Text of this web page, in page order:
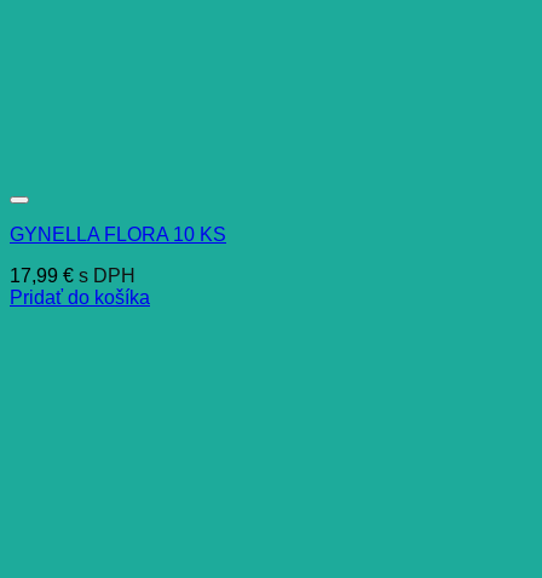
GYNELLA FLORA 10 KS
17,99 € s DPH
Pridať do košíka